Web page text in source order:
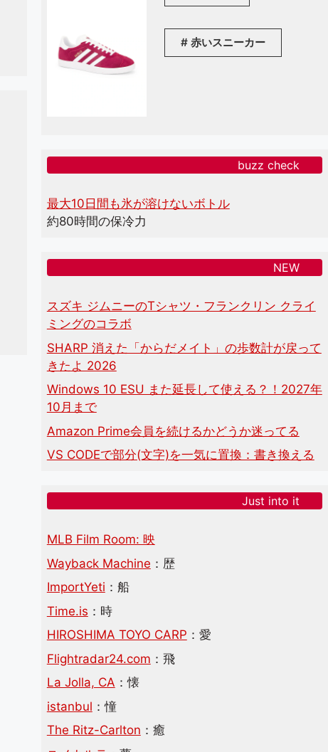
赤いスニーカー
buzz check
最大10日間も氷が溶けないボトル
約80時間の保冷力
NEW
スズキ ジムニーのTシャツ・フランクリン クライ
ミングのコラボ
SHARP 消えた「からだメイト」の歩数計が戻って
きたよ 2026
Windows 10 ESU また延長して使える？！2027年
10月まで
Amazon Prime会員を続けるかどうか迷ってる
VS CODEで部分(文字)を一気に置換：書き換える
Just into it
MLB Film Room: 映
Wayback Machine ：歴
ImportYeti ：船
Time.is ：時
HIROSHIMA TOYO CARP ：愛
Flightradar24.com ：飛
La Jolla, CA ：懐
istanbul ：憧
The Ritz-Carlton ：癒